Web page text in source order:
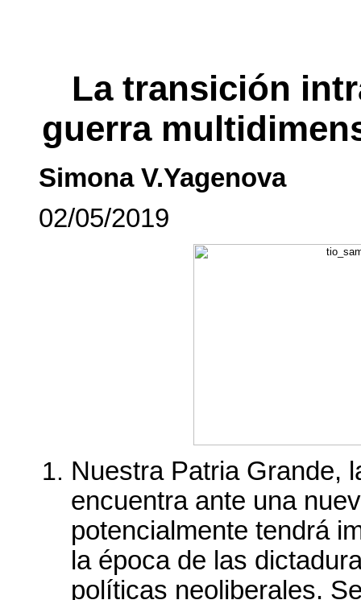
La transición
guerra
Simona V.Yagenova
02/05/2019
Nuestra Patria Grande,
encuentra ante una
potencialmente tendrá
la época de las
políticas neoliberales.